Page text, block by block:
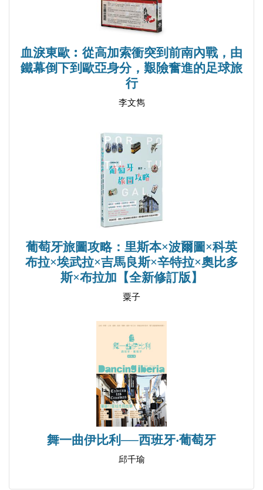
阱區／普羅夫迪夫考古博物館／普羅夫迪夫區域史博
物館／聖周日教堂／聖路易主教座堂／蘇聯軍隊紀念
│美食攻略│索菲拉土耳其餐廳／德茲瑪雅土耳其甜
點店／帕瓦奇餐廳／猴咖啡屋／普羅夫迪夫海明威餐
館／好湯吧／山丘燒烤吧
◆ 舊扎戈拉 Стара Загора（Stara Zagora）
│交通資訊│舊扎戈拉火車站／舊扎戈拉巴士站／舊
│景點全覽│舊扎戈拉區域史博物館／杰奧‧米列夫戲
劇院／宗教博物館／古羅馬廣場遺址／市政市場／舊
扎戈拉捍衛者紀念碑／舊扎戈拉溫泉區
│美食攻略│馬其頓燒烤三明治專門店／獨特餐廳／
亞細亞中餐館／改善
◆ 卡贊勒克 Казанлък（Kazanlak）
│景點全覽│歷史博物館／玫瑰博物館／卡贊勒克色
雷斯人墓／巴拉德薩 + 飛碟紀念碑／希普卡
│美食攻略│歐寶小館／玉蘭餐廳
Part 5 發現「保」北──大特爾諾沃 + 魯塞 + 普列文
◆ 大特爾諾沃 Велико Търново（Veliko Tarnovo）
│交通資訊│大特爾諾沃火車站／大特爾諾沃南巴士
血淚東歐︰從高加索衝突到前南內戰，由
鐵幕倒下到歐亞身分，艱險奮進的足球旅
行
李文雋
葡萄牙旅圖攻略：里斯本×波爾圖×科英
布拉×埃武拉×吉馬良斯×辛特拉×奧比多
斯×布拉加【全新修訂版】
粟子
舞一曲伊比利──西班牙‧葡萄牙
邱千瑜